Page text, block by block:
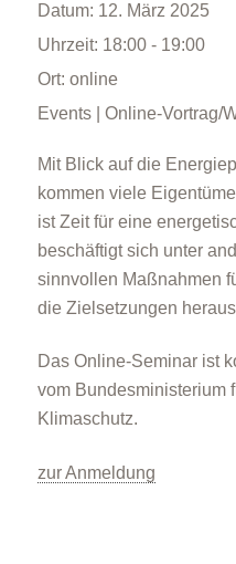
Datum: 12. März 2025
Uhrzeit: 18:00 - 19:00
Ort: online
Events | Online-Vortrag/
Mit Blick auf die
kommen viele
ist Zeit für eine
beschäftigt sich unter
sinnvollen Maßnahmen
die Zielsetzungen
Das Online-Seminar ist
vom Bundesministerium
Klimaschutz.
zur Anmeldung